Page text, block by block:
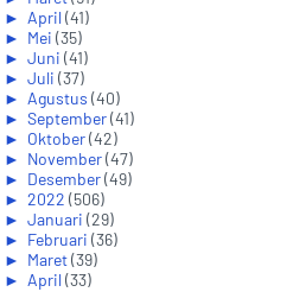
► April(41)
► Mei (35)
► Juni (41)
► Juli (37)
► Agustus (40)
► September(41)
► Oktober(42)
► November(47)
► Desember(49)
► 2022 (506)
► Januari (29)
► Februari (36)
► Maret(39)
► April(33)